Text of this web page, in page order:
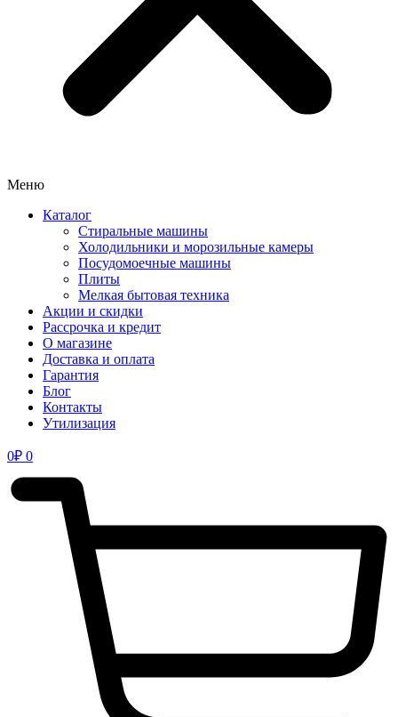
Меню
Каталог
Стиральные машины
Холодильники и морозильные камеры
Посудомоечные машины
Плиты
Мелкая бытовая техника
Акции и скидки
Рассрочка и кредит
О магазине
Доставка и оплата
Гарантия
Блог
Контакты
Утилизация
0₽ 0